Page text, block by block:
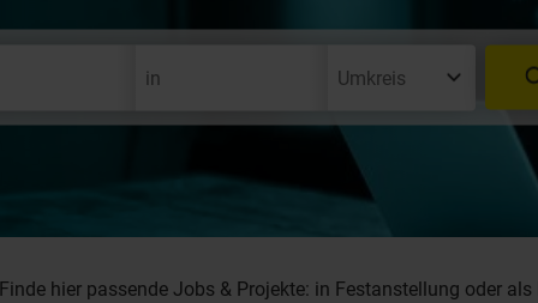
Finde hier passende Jobs & Projekte: in Festanstellung oder als